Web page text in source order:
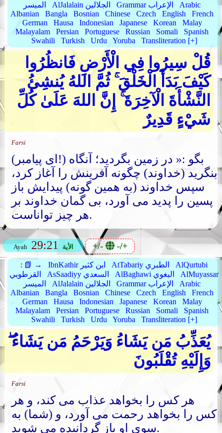
الميسر
AlJalalain الجلالين Grammar الإعراب
Arabic
Albanian
Bangla Bosnian Chinese Czech English
French
German
Hausa Indonesian Japanese Korean
Malay
Malayalam
Persian Portuguese Russian Somali
Spanish
Swahili
Turkish Urdu Yoruba Transliteration [+]
قُلْ سِيرُوا فِي الْأَرْضِ فَانظُرُوا
كَيْفَ بَدَأَ الْخَلْقَ ۚ ثُمَّ اللهُ يُنشِئُ
النَّشْأَةَ الْآخِرَةَ ۚ إِنَّ اللهَ عَلَىٰ كُلِّ
شَيْءٍ قَدِيرٌ
Farsi
(ای پیامبر!) بگو :« در زمین بگردید؛ آنگاه
بنگرید (خداوند) چگونه آفرینش را آغاز کرد،
سپس خداوند (به همین گونه) پیدایش باز
پسین را پدید می آورد، بی گمان خداوند بر
هر چیز تواناست.
Ayah 29:21 الأية +/- -/+
: 📗 → IbnKathir ابن كثير AtTabariy الطبري
AlQurtubi
القرطوبي
AsSaadiyy السعدي AlBaghawi البغوي
AlMuyassar
الميسر
AlJalalain الجلالين Grammar الإعراب
Arabic
Albanian
Bangla Bosnian Chinese Czech English
French
German
Hausa Indonesian Japanese Korean
Malay
Malayalam
Persian Portuguese Russian Somali
Spanish
Swahili
Turkish Urdu Yoruba Transliteration [+]
يُعَذِّبُ مَن يَشَاءُ وَيَرْحَمُ مَن يَشَاءُ ۖ
وَإِلَيْهِ تُقْلَبُونَ
Farsi
هر کس را بخواهد عذاب می کند، و هر
کس را بخواهد رحمت می آورد، و (شما) به
سوی او باز گردانیده می شوید.